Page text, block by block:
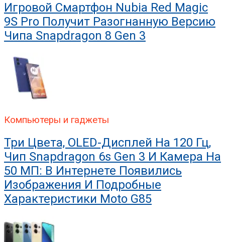
Игровой Смартфон Nubia Red Magic
9S Pro Получит Разогнанную Версию
Чипа Snapdragon 8 Gen 3
Компьютеры и гаджеты
Три Цвета, OLED-Дисплей На 120 Гц,
Чип Snapdragon 6s Gen 3 И Камера На
50 МП: В Интернете Появились
Изображения И Подробные
Характеристики Moto G85